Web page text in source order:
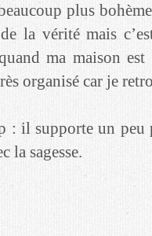
plus
la vérité mais
ma maison
organisé car je
: il supporte un peu
la sagesse.